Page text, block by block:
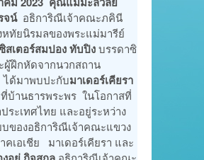
จน์ อธิการิณีเจ้าคณะภคินี
หทัยนิรมลของพระแม่มารีย์
สเตอร์สมปอง ทับปิงบรรดาซิ
ผู้ฝึกหัดจากนวกสถาน
ด้มาพบปะกับมาเดอร์เคียรา
ที่บ้านธารพระพร ในโอกาสที่
ระเทศไทย และอยู่ระหว่าง
บของอธิการิณีเจ้าคณะแขวง
เอเชีย มาเดอร์เคียรา และ